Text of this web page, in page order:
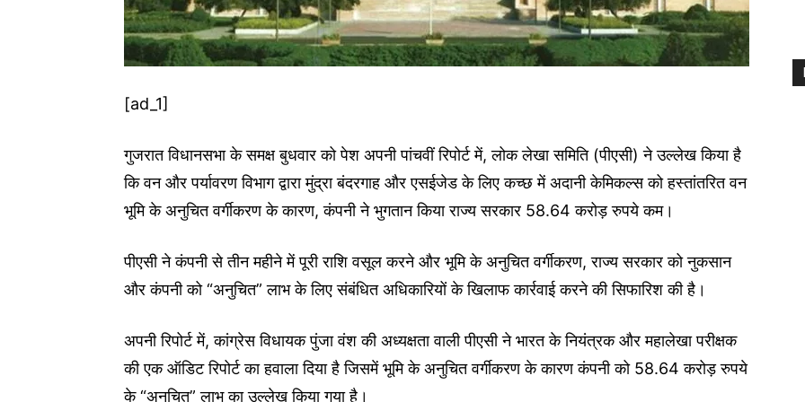
[ad_1]
गुजरात विधानसभा के समक्ष बुधवार को पेश अपनी पांचवीं रिपोर्ट में, लोक लेखा समिति (पीएसी) ने उल्लेख किया है
कि वन और पर्यावरण विभाग द्वारा मुंद्रा बंदरगाह और एसईजेड के लिए कच्छ में अदानी केमिकल्स को हस्तांतरित वन
भूमि के अनुचित वर्गीकरण के कारण, कंपनी ने भुगतान किया राज्य सरकार 58.64 करोड़ रुपये कम।
पीएसी ने कंपनी से तीन महीने में पूरी राशि वसूल करने और भूमि के अनुचित वर्गीकरण, राज्य सरकार को नुकसान
और कंपनी को “अनुचित” लाभ के लिए संबंधित अधिकारियों के खिलाफ कार्रवाई करने की सिफारिश की है।
अपनी रिपोर्ट में, कांग्रेस विधायक पुंजा वंश की अध्यक्षता वाली पीएसी ने भारत के नियंत्रक और महालेखा परीक्षक
की एक ऑडिट रिपोर्ट का हवाला दिया है जिसमें भूमि के अनुचित वर्गीकरण के कारण कंपनी को 58.64 करोड़ रुपये
के “अनुचित” लाभ का उल्लेख किया गया है।